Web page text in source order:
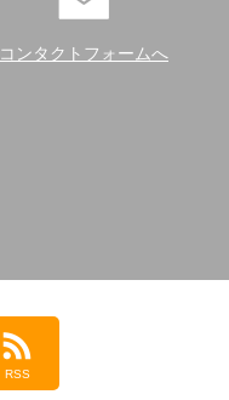
コンタクトフォームへ
RSS